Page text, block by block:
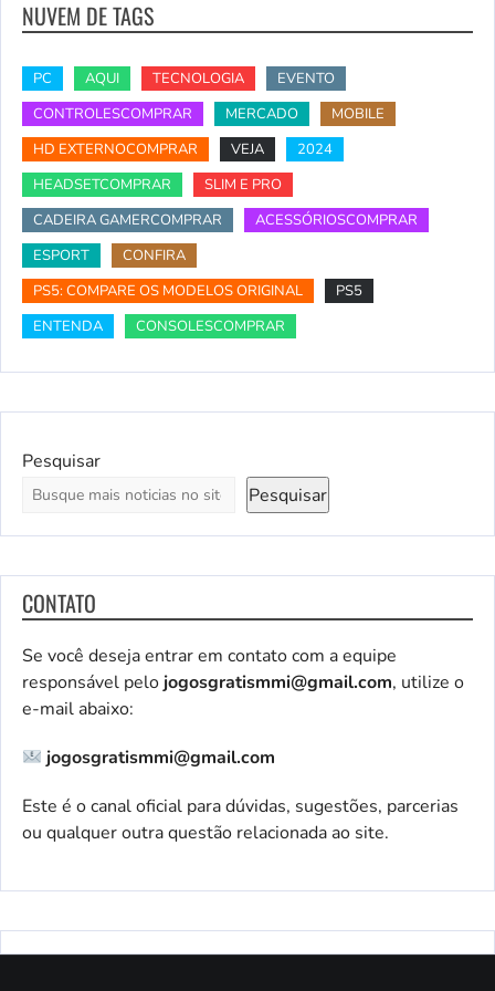
NUVEM DE TAGS
PC AQUI TECNOLOGIA
EVENTO
CONTROLESCOMPRAR
MERCADO
MOBILE
HD EXTERNOCOMPRAR
VEJA
2024
HEADSETCOMPRAR
SLIM E PRO
CADEIRA GAMERCOMPRAR
ACESSÓRIOSCOMPRAR
ESPORT
CONFIRA
PS5: COMPARE OS MODELOS ORIGINAL
PS5
ENTENDA
CONSOLESCOMPRAR
Pesquisar
Pesquisar
CONTATO
Se você deseja entrar em contato com a equipe
responsável pelojogosgratismmi@gmail.com, utilize o
e-mail abaixo:
jogosgratismmi@gmail.com
Este é o canal oficial para dúvidas, sugestões, parcerias
ou qualquer outra questão relacionada ao site.